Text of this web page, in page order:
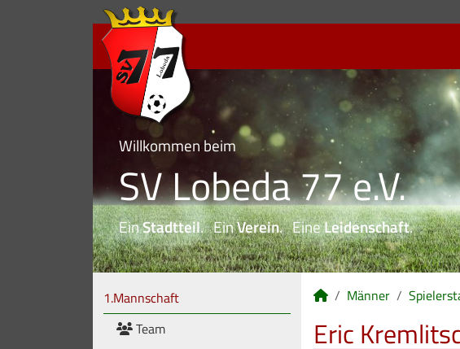
Willkommen beim
SV Lobeda 77 e.V.
EinStadtteil. EinVerein. EineLeidenschaft.
1.Mannschaft
Team
Männer
Eric